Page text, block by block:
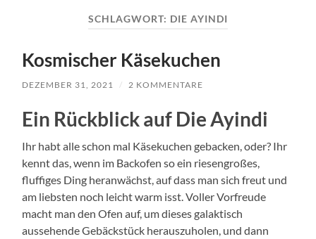
SCHLAGWORT: DIE AYINDI
Kosmischer Käsekuchen
DEZEMBER 31, 2021 / 2 KOMMENTARE
Ein Rückblick auf Die Ayindi
Ihr habt alle schon mal Käsekuchen gebacken, oder? Ihr
kennt das, wenn im Backofen so ein riesengroßes,
fluffiges Ding heranwächst, auf dass man sich freut und
am liebsten noch leicht warm isst. Voller Vorfreude
macht man den Ofen auf, um dieses galaktisch
aussehende Gebäckstück herauszuholen, und dann